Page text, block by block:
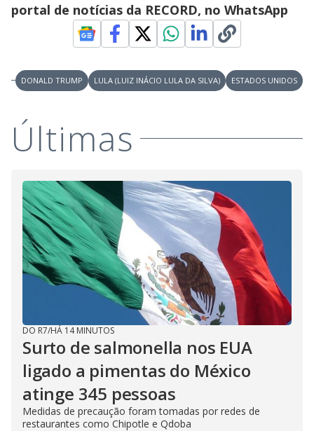
portal de notícias da RECORD, no WhatsApp
DONALD TRUMP LULA (LUIZ INÁCIO LULA DA SILVA) ESTADOS UNIDOS
Últimas
DO R7/HÁ 14 MINUTOS
Surto de salmonella nos EUA
ligado a pimentas do México
atinge 345 pessoas
Medidas de precaução foram tomadas por redes de
restaurantes como Chipotle e Qdoba